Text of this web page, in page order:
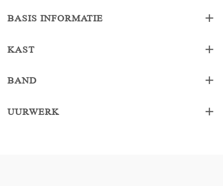
BASIS INFORMATIE
KAST
BAND
UURWERK